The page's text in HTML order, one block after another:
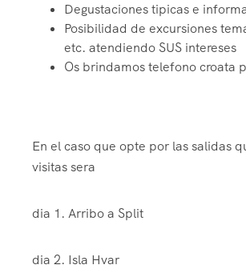
Degustaciones tipicas e
Posibilidad de excursiones
etc. atendiendo SUS intereses
Os brindamos telefono croata
En el caso que opte por las salidas
visitas sera
dia 1. Arribo a Split
dia 2. Isla Hvar